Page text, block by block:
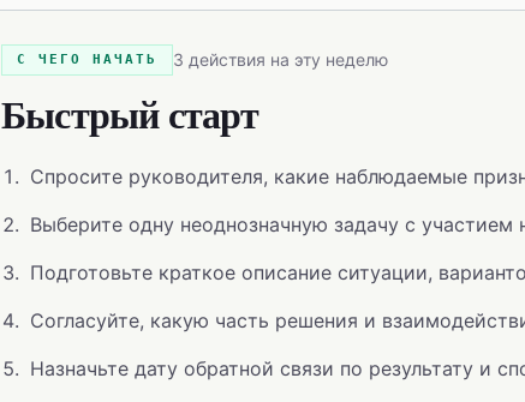
С ЧЕГО НАЧАТЬ 3 действия на эту неделю
Быстрый старт
Спросите руководителя, какие наблюдаемые
Выберите одну неоднозначную задачу с участием
Подготовьте краткое описание ситуации,
Согласуйте, какую часть решения и
Назначьте дату обратной связи по результату и